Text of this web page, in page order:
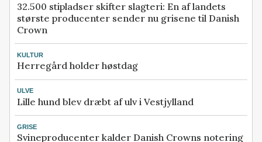
32.500 stipladser skifter slagteri: En af landets
største producenter sender nu grisene til Danish
Crown
KULTUR
Herregård holder høstdag
ULVE
Lille hund blev dræbt af ulv i Vestjylland
GRISE
Svineproducenter kalder Danish Crowns notering